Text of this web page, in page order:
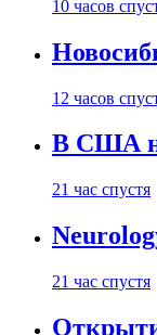
10 часов
12 часов
В США
21 час спустя
21 час спустя